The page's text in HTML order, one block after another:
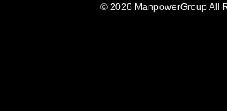
© 2026 ManpowerGroup All